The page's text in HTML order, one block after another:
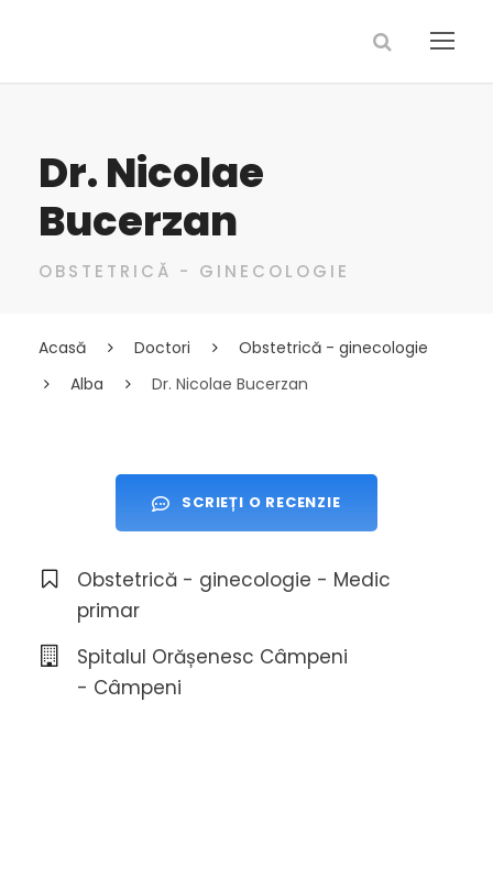
Dr. Nicolae
Bucerzan
OBSTETRICĂ - GINECOLOGIE
Acasă Doctori
Obstetrică - ginecologie
Alba
Dr. Nicolae Bucerzan
SCRIEȚI O RECENZIE
Obstetrică - ginecologie - Medic
primar
Spitalul Orășenesc Câmpeni
- Câmpeni